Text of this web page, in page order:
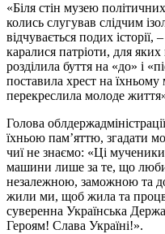
«Біля стін музею
колись слугував слідчим
відчувається подих
каралися патріоти, для
розділила буття на «до» і
поставила хрест на
перекреслила молоде
Голова
їхньою пам’яттю, згадати
чиї не знаємо: «Ці
машини лише за те, що
незалежною, заможною та
жили ми, щоб жила та
суверенна Українська
Героям! Слава Україні!».